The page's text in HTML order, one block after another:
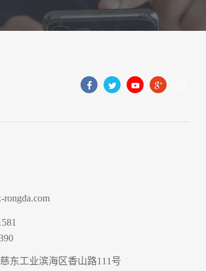
rongda.com
东工业滨海区香山路111号